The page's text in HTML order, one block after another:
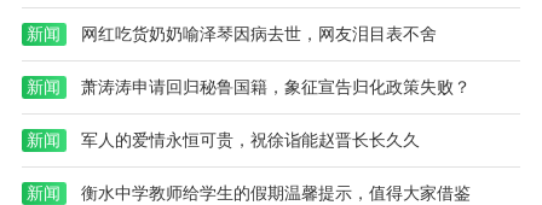
新闻 网红吃货奶奶喻泽琴因病去世，网友泪目表不舍
新闻 萧涛涛申请回归秘鲁国籍，象征宣告归化政策失败？
新闻 军人的爱情永恒可贵，祝徐诣能赵晋长长久久
新闻 衡水中学教师给学生的假期温馨提示，值得大家借鉴